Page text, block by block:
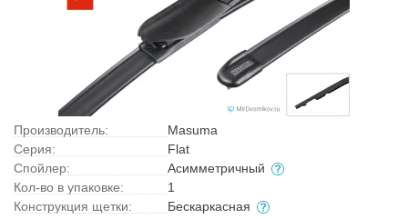
Производитель:
Masuma
Серия:
Flat
Спойлер:
Асимметричный
Кол-во в упаковке:
1
Конструкция щетки:
Бескаркасная